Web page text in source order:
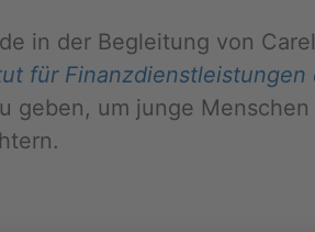
in der Be­glei­tung von
für Fi­nanz­dienst­leis­tun­gen
um junge